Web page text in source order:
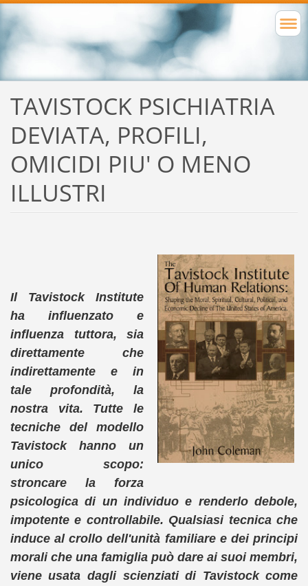
TAVISTOCK PSICHIATRIA
DEVIATA, PROFILI,
OMICIDI PIU' O MENO
ILLUSTRI
Il Tavistock Institute
ha influenzato e
influenza tuttora, sia
direttamente che
indirettamente e in
tale profondità, la
nostra vita. Tutte le
tecniche del modello
Tavistock hanno un
unico scopo:
stroncare la forza
psicologica di un individuo e renderlo debole,
impotente e controllabile. Qualsiasi tecnica che
induce al crollo dell'unità familiare e dei principi
morali che una famiglia può dare ai suoi membri,
viene usata dagli scienziati di Tavistock come